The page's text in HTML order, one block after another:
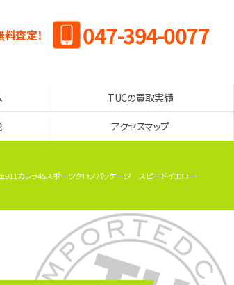
査定！ 047-394-0077
TUCの買取実績
アクセスマップ
カレラ4Sスポーツクロノパッケージ スピードイエロー